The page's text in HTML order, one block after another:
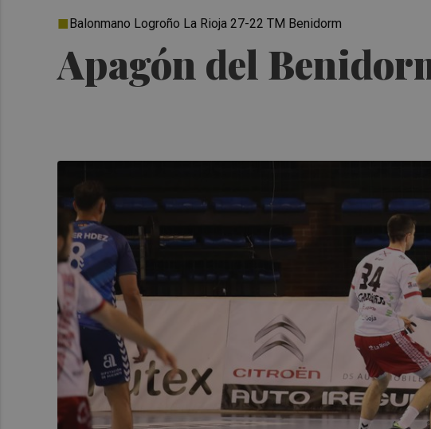
Apagón del
Balonmano Logroño La Rioja 27-22 TM Benidorm